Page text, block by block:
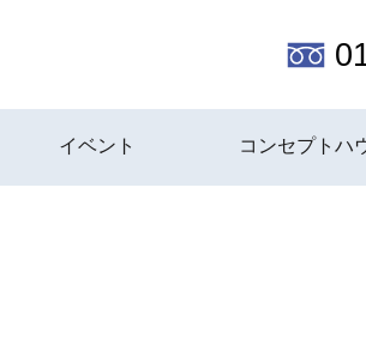
イベント コンセプトハ